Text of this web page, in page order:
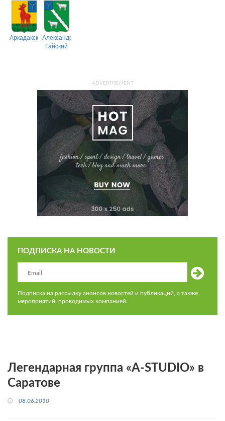
АркадакскийАлександрово-
Гайский
ADVERTISEMENT
ПОДПИСКА НА НОВОСТИ
Подписка на рассылку анонсов новостей и публикаций, а также
мероприятий, проводимых компанией.
Легендарная группа «A-STUDIO» в
Саратове
08.06.2010